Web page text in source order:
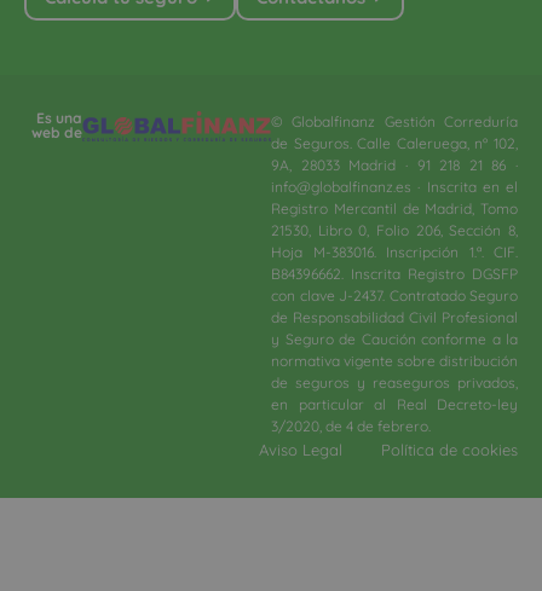
Es una
web de
© Globalfinanz Gestión Correduría
de Seguros. Calle Caleruega, nº 102,
9A, 28033 Madrid · 91 218 21 86 ·
info@globalfinanz.es · Inscrita en el
Registro Mercantil de Madrid, Tomo
21530, Libro 0, Folio 206, Sección 8,
Hoja M-383016. Inscripción 1.ª. CIF.
B84396662. Inscrita Registro DGSFP
con clave J-2437. Contratado Seguro
de Responsabilidad Civil Profesional
y Seguro de Caución conforme a la
normativa vigente sobre distribución
de seguros y reaseguros privados,
en particular al Real Decreto-ley
3/2020, de 4 de febrero.​
Aviso Legal Política de cookies